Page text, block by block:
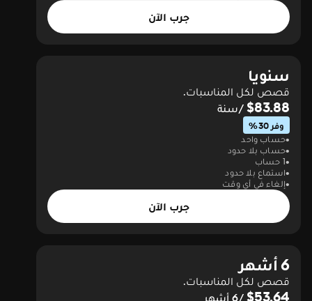
جرب الآن
سنويا
قصص لكل المناسبات.
$83.88 /سنة
وفر 30%
حساب واحد
حساب بلا حدود
1 حساب
استماع بلا حدود
إلغاء في أي وقت
جرب الآن
6 أشهر
قصص لكل المناسبات.
$53.64 /6 أشهر